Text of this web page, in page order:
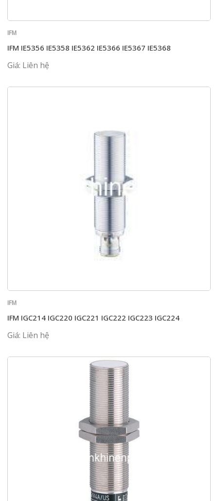
IFM
IFM IE5356 IE5358 IE5362 IE5366 IE5367 IE5368
Giá: Liên hệ
IFM
IFM IGC214 IGC220 IGC221 IGC222 IGC223 IGC224
Giá: Liên hệ